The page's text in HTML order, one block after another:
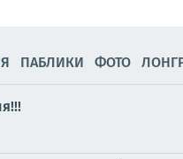
ПАБЛИКИ ФОТО